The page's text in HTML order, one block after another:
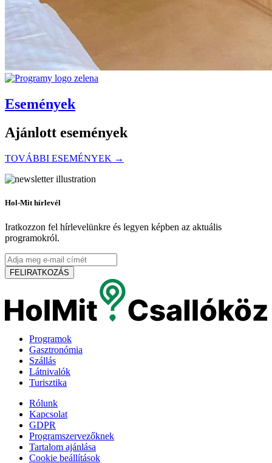
Események
Ajánlott események
TOVÁBBI ESEMÉNYEK →
Hol-Mit hírlevél
Iratkozzon fel hírlevelünkre és legyen képben az aktuális
programokról.
FELIRATKOZÁS
Programok
Gasztronómia
Szállás
Látnivalók
Turisztika
Rólunk
Kapcsolat
GDPR
Programszervezőknek
Tartalom ajánlása
Cookie beállítások